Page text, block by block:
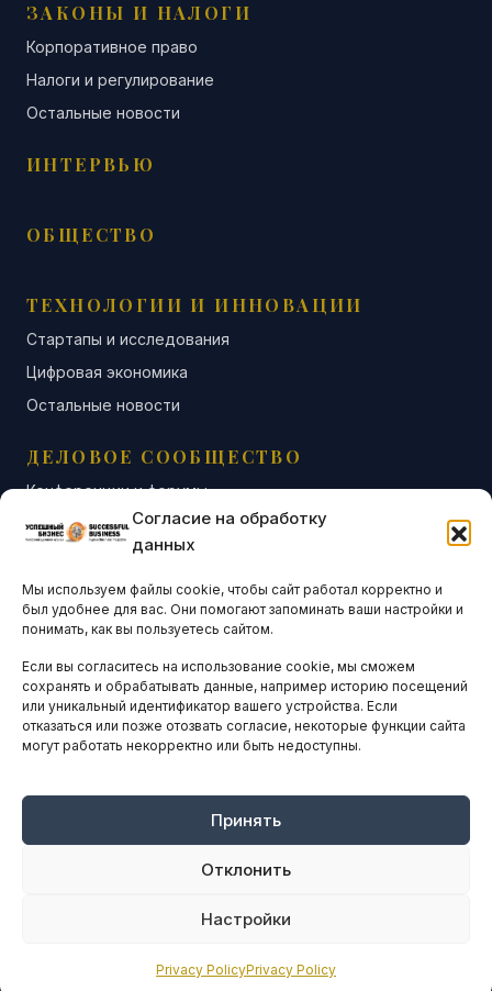
Согласие на обработку
данных
Мы используем файлы cookie, чтобы сайт работал корректно и
был удобнее для вас. Они помогают запоминать ваши настройки и
понимать, как вы пользуетесь сайтом.
Если вы согласитесь на использование cookie, мы сможем
сохранять и обрабатывать данные, например историю посещений
или уникальный идентификатор вашего устройства. Если
отказаться или позже отозвать согласие, некоторые функции сайта
могут работать некорректно или быть недоступны.
Принять
Отклонить
Настройки
Privacy PolicyPrivacy Policy
ЗАКОНЫ И НАЛОГИ
Корпоративное право
Налоги и регулирование
Остальные новости
ИНТЕРВЬЮ
ОБЩЕСТВО
ТЕХНОЛОГИИ И ИННОВАЦИИ
Стартапы и исследования
Цифровая экономика
Остальные новости
ДЕЛОВОЕ СООБЩЕСТВО
Конференции и форумы
Бизнес-клубы и ассоциации
Остальные новости
АНАЛИТИКА И СТАТИСТИКА
ARTICLES IN ENGLISH
НАВИГАЦИЯ
Оплата онлайн